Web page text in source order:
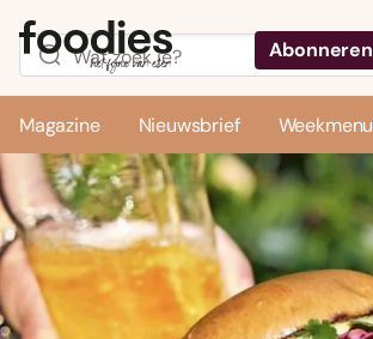
Abonneren
Magazine Nieuwsbrief Weekmenu